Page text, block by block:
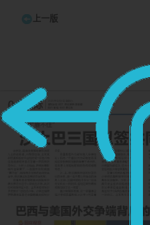
上一版